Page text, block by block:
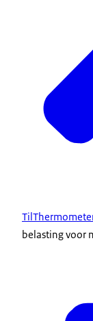
belasting voor